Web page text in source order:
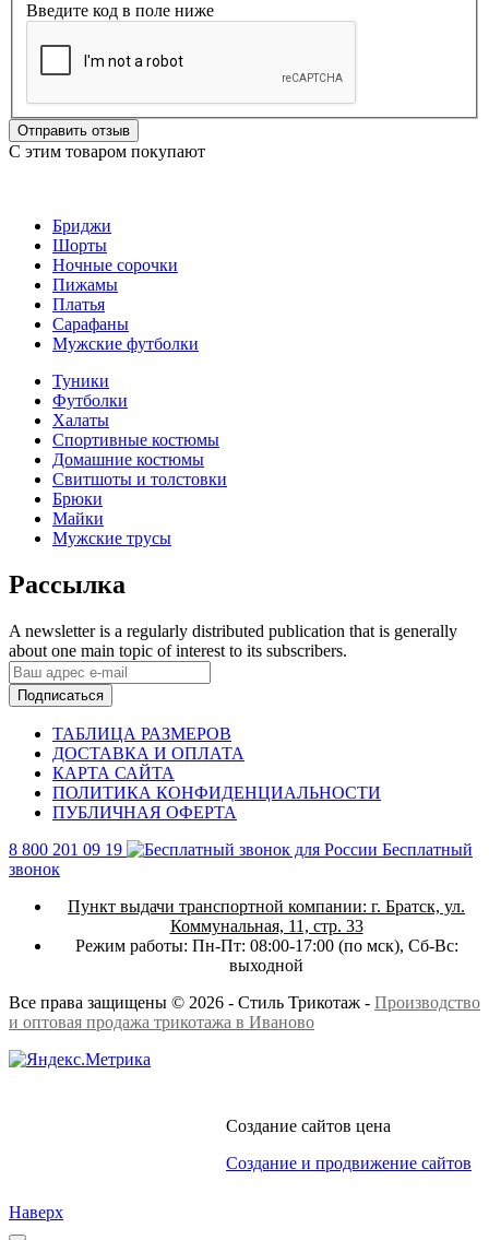
Введите код в поле ниже
Отправить отзыв
С этим товаром покупают
Бриджи
Шорты
Ночные сорочки
Пижамы
Платья
Сарафаны
Мужские футболки
Туники
Футболки
Халаты
Спортивные костюмы
Домашние костюмы
Свитшоты и толстовки
Брюки
Майки
Мужские трусы
Рассылка
A newsletter is a regularly distributed publication that is generally
about one main topic of interest to its subscribers.
Подписаться
ТАБЛИЦА РАЗМЕРОВ
ДОСТАВКА И ОПЛАТА
КАРТА САЙТА
ПОЛИТИКА КОНФИДЕНЦИАЛЬНОСТИ
ПУБЛИЧНАЯ ОФЕРТА
8 800 201 09 19
Бесплатный
звонок
Пункт выдачи транспортной компании: г. Братск, ул.
Коммунальная, 11, стр. 33
Режим работы: Пн-Пт: 08:00-17:00 (по мск), Сб-Вс:
выходной
Все права защищены © 2026 - Стиль Трикотаж - Производство
и оптовая продажа трикотажа в Иваново
Создание сайтов цена
Создание и продвижение сайтов
Наверх